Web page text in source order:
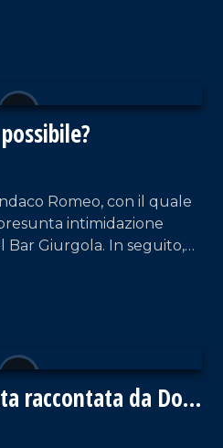
Romeo, con il quale
intimidazione
Bar Giurgola. In seguito,
abbiamo cercato di
raccontata da Don